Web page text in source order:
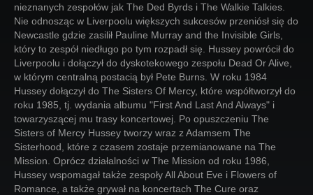
nieznanych zespołów jak The Ded Byrds i The Walkie Talkies.
Nie odnosząc w Liverpoolu większych sukcesów przeniósł się do
Newcastle gdzie zasilił Pauline Murray and the Invisible Girls,
który to zespół niedługo po tym rozpadł się. Hussey powrócił do
Liverpoolu i dołączył do dyskotekowego zespołu Dead Or Alive,
w którym centralną postacią był Pete Burns. W roku 1984
Hussey dołączył do The Sisters Of Mercy, które współtworzył do
roku 1985, tj. wydania albumu "First And Last And Always" i
towarzyszącej mu trasy koncertowej. Po opuszczeniu The
Sisters of Mercy Hussey tworzy wraz z Adamsem The
Sisterhood, które z czasem zostaje przemianowane na The
Mission. Oprócz działalności w The Mission od roku 1986,
Hussey wspomagał także zespoły All About Eve i Flowers of
Romance, a także grywał na koncertach The Cure oraz